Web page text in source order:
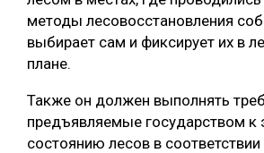
методы лесовосстановления
выбирает сам и фиксирует их в
плане.
Также он должен выполнять
предъявляемые государством к
состоянию лесов в